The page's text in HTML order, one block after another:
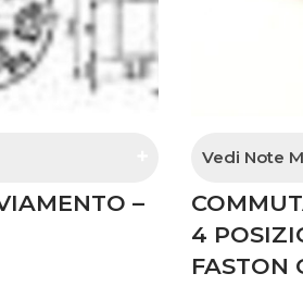
–
Vedi Note
quadro
4
FASTON